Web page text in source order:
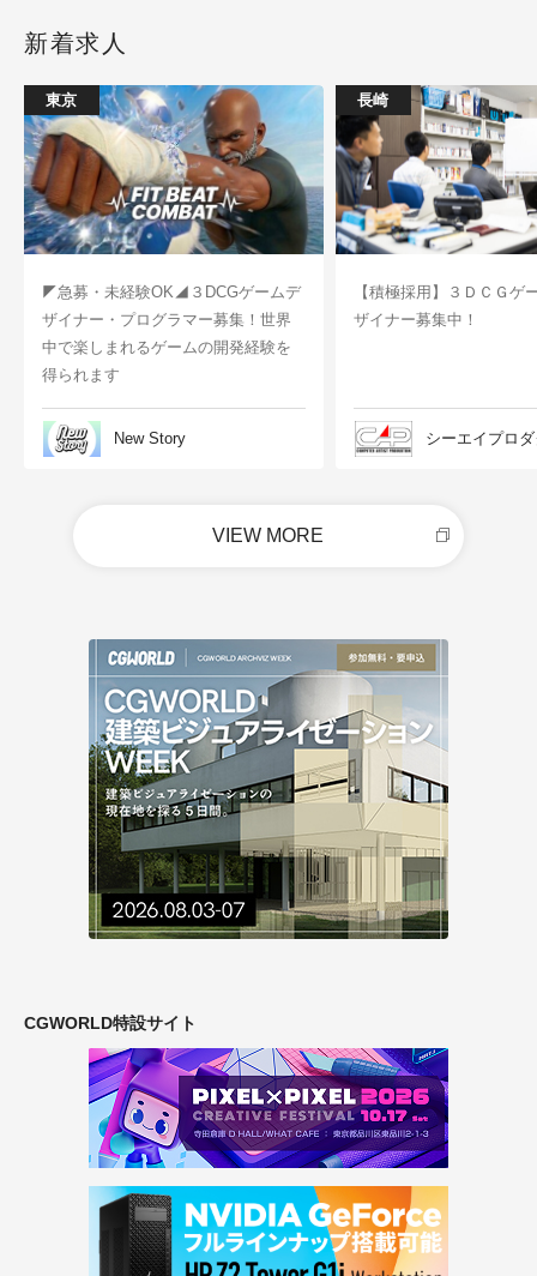
新着求人
東京
◤急募・未経験OK◢３DCGゲームデ
ザイナー・プログラマー募集！世界
中で楽しまれるゲームの開発経験を
得られます
New Story
長崎
【積極採用】３ＤＣＧゲ
ザイナー募集中！
シーエイプロ
VIEW MORE
CGWORLD特設サイト